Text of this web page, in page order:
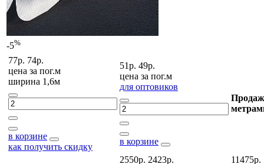
-5%
77р. 74р.
цена за пог.м
ширина 1,6м
в корзине
как получить скидку
51р. 49р.
цена за пог.м
для оптовиков
в корзине
2550р. 2423р.
11475р.